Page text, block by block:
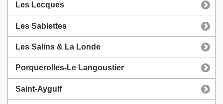
Les Lecques
Les Sablettes
Les Salins & La Londe
Porquerolles-Le Langoustier
Saint-Aygulf